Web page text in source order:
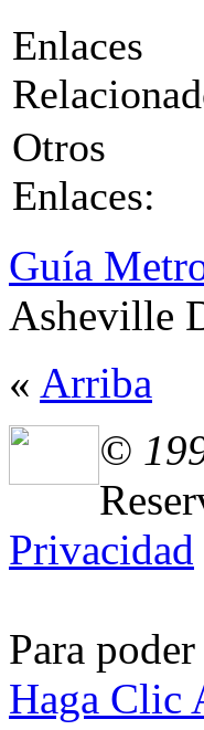
Enlaces
Otros
Enlaces:
Guía
Asheville
« Arriba
©
Privacidad
Para
Haga Clic